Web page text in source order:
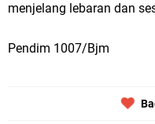
menjelang lebaran dan
Pendim 1007/Bjm